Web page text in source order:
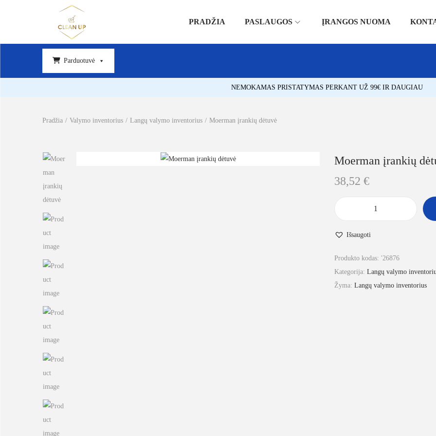
PRADŽIA PASLAUGOS ĮRANGOS NUOMA
Parduotuvė
NEMOKAMAS PRISTATYMAS PERKANT UŽ 99€ IR DAUGIAU
Pradžia / Valymo inventorius / Langų valymo inventorius / Moerman įrankių dėtuvė
Moerman įrankių
38,52 €
Išsaugoti
Produkto kodas: '26876
Kategorija: Langų valymo
Žyma: Langų valymo inventorius